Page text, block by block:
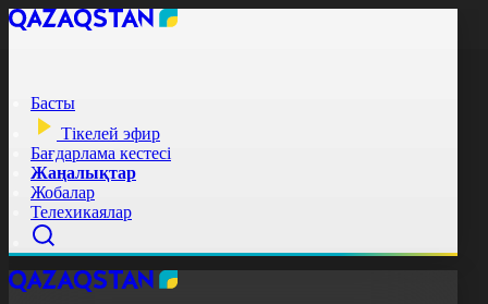
Басты
Тікелей эфир
Бағдарлама кестесі
Жаңалықтар
Жобалар
Телехикаялар